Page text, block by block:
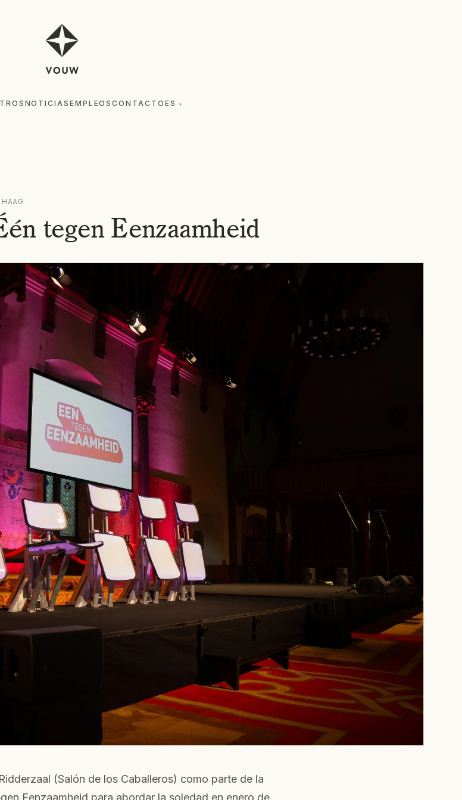
NOTICIAS EMPLEOSCONTACTO ES ▾
tegen Eenzaamheid
(Salón de los Caballeros) como parte de la
Eenzaamheid para abordar la soledad en enero de